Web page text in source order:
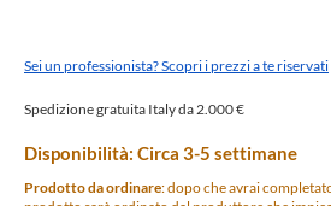
Sei un professionista? Scopri i prezzi a te riservati
Spedizione gratuita Italy da 2.000 €
Disponibilità: Circa 3-5 settimane
Prodotto da ordinare: dopo che avrai